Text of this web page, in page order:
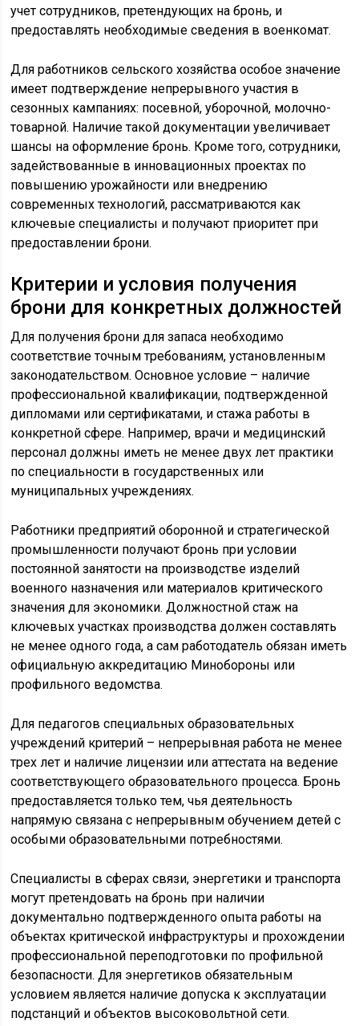
учет сотрудников, претендующих на бронь, и
предоставлять необходимые сведения в военкомат.
Для работников сельского хозяйства особое значение
имеет подтверждение непрерывного участия в
сезонных кампаниях: посевной, уборочной, молочно-
товарной. Наличие такой документации увеличивает
шансы на оформление бронь. Кроме того, сотрудники,
задействованные в инновационных проектах по
повышению урожайности или внедрению
современных технологий, рассматриваются как
ключевые специалисты и получают приоритет при
предоставлении брони.
Критерии и условия получения
брони для конкретных должностей
Для получения брони для запаса необходимо
соответствие точным требованиям, установленным
законодательством. Основное условие – наличие
профессиональной квалификации, подтвержденной
дипломами или сертификатами, и стажа работы в
конкретной сфере. Например, врачи и медицинский
персонал должны иметь не менее двух лет практики
по специальности в государственных или
муниципальных учреждениях.
Работники предприятий оборонной и стратегической
промышленности получают бронь при условии
постоянной занятости на производстве изделий
военного назначения или материалов критического
значения для экономики. Должностной стаж на
ключевых участках производства должен составлять
не менее одного года, а сам работодатель обязан иметь
официальную аккредитацию Минобороны или
профильного ведомства.
Для педагогов специальных образовательных
учреждений критерий – непрерывная работа не менее
трех лет и наличие лицензии или аттестата на ведение
соответствующего образовательного процесса. Бронь
предоставляется только тем, чья деятельность
напрямую связана с непрерывным обучением детей с
особыми образовательными потребностями.
Специалисты в сферах связи, энергетики и транспорта
могут претендовать на бронь при наличии
документально подтвержденного опыта работы на
объектах критической инфраструктуры и прохождении
профессиональной переподготовки по профильной
безопасности. Для энергетиков обязательным
условием является наличие допуска к эксплуатации
подстанций и объектов высоковольтной сети.